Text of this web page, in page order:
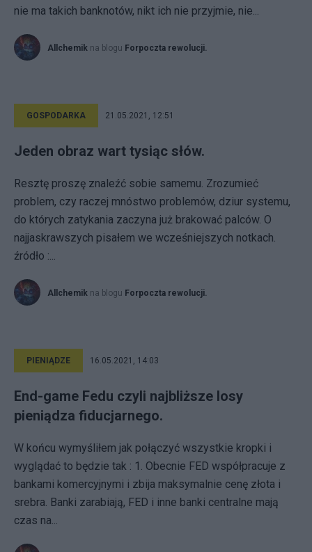
nie ma takich banknotów, nikt ich nie przyjmie, nie...
Allchemik na blogu Forpoczta rewolucji.
GOSPODARKA 21.05.2021, 12:51
Jeden obraz wart tysiąc słów.
Resztę proszę znaleźć sobie samemu. Zrozumieć
problem, czy raczej mnóstwo problemów, dziur systemu,
do których zatykania zaczyna już brakować palców. O
najjaskrawszych pisałem we wcześniejszych notkach.
źródło :...
Allchemik na blogu Forpoczta rewolucji.
PIENIĄDZE 16.05.2021, 14:03
End-game Fedu czyli najbliższe losy
pieniądza fiducjarnego.
W końcu wymyśliłem jak połączyć wszystkie kropki i
wyglądać to będzie tak : 1. Obecnie FED współpracuje z
bankami komercyjnymi i zbija maksymalnie cenę złota i
srebra. Banki zarabiają, FED i inne banki centralne mają
czas na...